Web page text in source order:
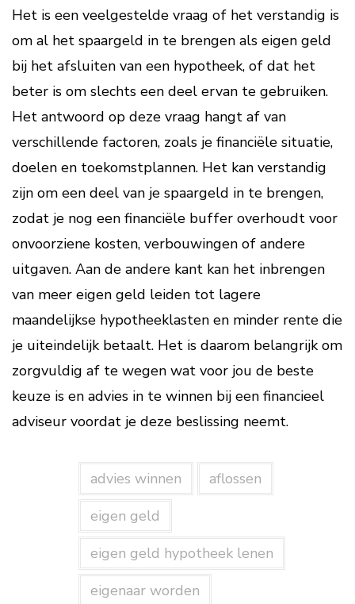
Het is een veelgestelde vraag of het verstandig is
om al het spaargeld in te brengen als eigen geld
bij het afsluiten van een hypotheek, of dat het
beter is om slechts een deel ervan te gebruiken.
Het antwoord op deze vraag hangt af van
verschillende factoren, zoals je financiële situatie,
doelen en toekomstplannen. Het kan verstandig
zijn om een deel van je spaargeld in te brengen,
zodat je nog een financiële buffer overhoudt voor
onvoorziene kosten, verbouwingen of andere
uitgaven. Aan de andere kant kan het inbrengen
van meer eigen geld leiden tot lagere
maandelijkse hypotheeklasten en minder rente die
je uiteindelijk betaalt. Het is daarom belangrijk om
zorgvuldig af te wegen wat voor jou de beste
keuze is en advies in te winnen bij een financieel
adviseur voordat je deze beslissing neemt.
advies winnen
aflossen
eigen geld
eigen geld hypotheek lenen
eigenaar worden